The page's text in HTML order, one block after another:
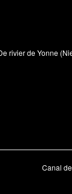
rivier de Yonne
Canal